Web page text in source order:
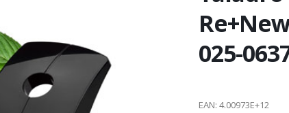
025-
EAN: 4.00973E+12